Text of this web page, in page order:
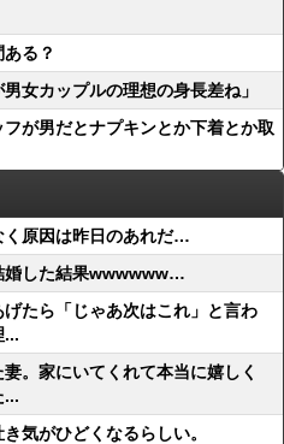
る？
女カップルの理想の身長差ね」
フが男だとナプキンとか下着とか取
原因は昨日のあれだ…
婚した結果wwwwww…
たら「じゃあ次はこれ」と言わ
...
。家にいてくれて本当に嬉しく
...
気がひどくなるらしい。